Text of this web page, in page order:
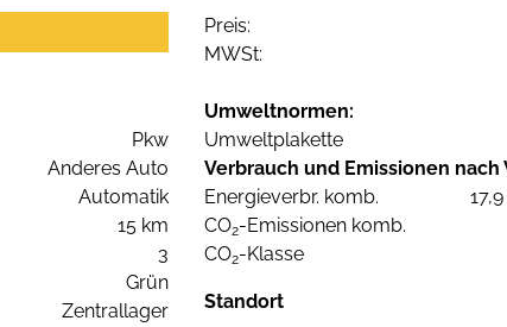
Preis:
MWSt:
Pkw
Anderes Auto
Automatik
15 km
3
Grün
Zentrallager
Umweltnormen:
Umweltplakette
Verbrauch und Emissionen nach
Energieverbr. komb.
CO2-Emissionen komb.
CO2-Klasse
Standort